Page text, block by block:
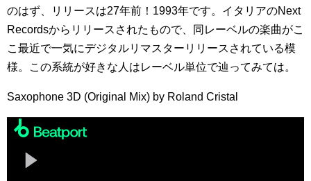
のはず、リリースは27年前！1993年です。イタリアのNext
Recordsからリリースされたもので、同レーベルの楽曲がこ
こ最近で一気にデジタルリマスターリリースされている模
様。この系統が好きな人はレーベル単位で辿ってみては。
Saxophone 3D (Original Mix) by Roland Cristal